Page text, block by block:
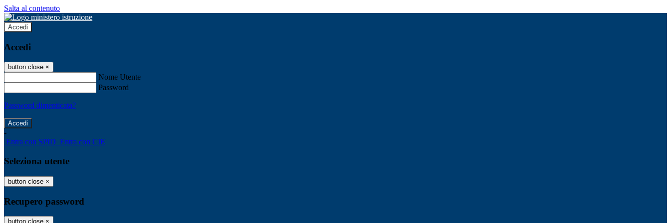
Salta al contenuto
Accedi
Accedi
button close ×
Nome Utente
Password
Password dimenticata?
-
Entra con SPID Entra con CIE
Seleziona utente
button close ×
Recupero password
button close ×